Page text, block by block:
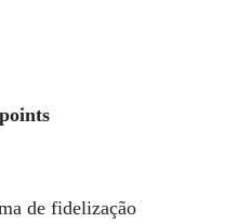
de fidelização